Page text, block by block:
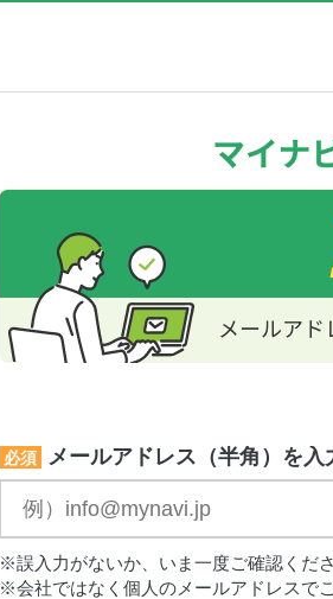
必須 メールアドレス（半角）を入
※誤入力がないか、いま一度ご確認くださ
※会社ではなく個人のメールアドレスで